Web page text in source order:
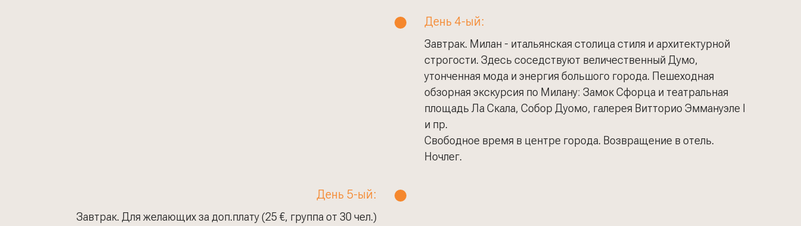
День 4-ый:
Завтрак. Милан - итальянская столица стиля и архитектурной
строгости. Здесь соседствуют величественный Думо,
утонченная мода и энергия большого города. Пешеходная
обзорная экскурсия по Милану: Замок Сфорца и театральная
площадь Ла Скала, Собор Дуомо, галерея Витторио Эммануэле I
и пр.
Свободное время в центре города. Возвращение в отель.
Ночлег.
День 5-ый:
Завтрак. Для желающих за доп.плату (25 €, группа от 30 чел.)